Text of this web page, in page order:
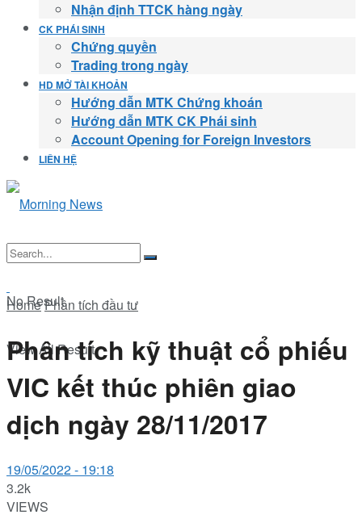
Nhận định TTCK hàng ngày
CK PHÁI SINH
Chứng quyền
Trading trong ngày
HD MỞ TÀI KHOẢN
Hướng dẫn MTK Chứng khoán
Hướng dẫn MTK CK Phái sinh
Account Opening for Foreign Investors
LIÊN HỆ
No Result
View All Result
HomePhân tích đầu tư
Phân tích kỹ thuật cổ phiếu
VIC kết thúc phiên giao
dịch ngày 28/11/2017
19/05/2022 - 19:18
3.2k
VIEWS